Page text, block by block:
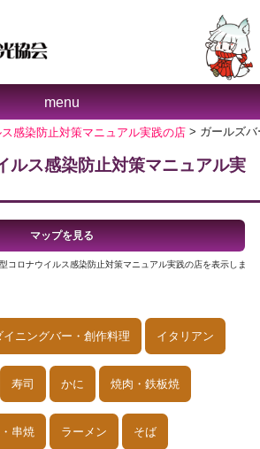
menu
感染防止対策マニュアル実践の店 > ガールズバ
ルス感染防止対策マニュアル実
マップを見る
コロナウイルス感染防止対策マニュアル実践の店を表示しま
イニングバー・創作料理 イタリアン
寿司 かに 焼肉・鉄板焼
串焼 ラーメン そば